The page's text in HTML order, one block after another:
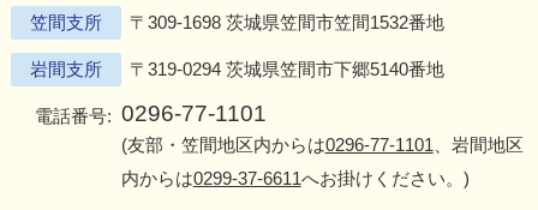
笠間支所 〒309-1698 茨城県笠間市笠間1532番地
岩間支所 〒319-0294 茨城県笠間市下郷5140番地
電話番号: 0296-77-1101
(友部・笠間地区内からは0296-77-1101 、岩間地区
内からは0299-37-6611へお掛けください。)